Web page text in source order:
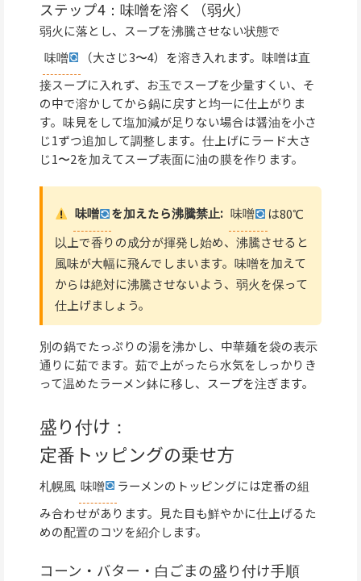
ステップ4：味噌を溶く（弱火）
弱火に落とし、スープを沸騰させない状態で
味噌
（大さじ3〜4）を溶き入れます。味噌は直
接スープに入れず、お玉でスープを少量すくい、そ
の中で溶かしてから鍋に戻すと均一に仕上がりま
す。味見をして塩加減が足りない場合は醤油を小さ
じ1ずつ追加して調整します。仕上げにラード大さ
じ1〜2を加えてスープ表面に油の膜を作ります。
味噌 を加えたら沸騰禁止: 味噌
は80℃
以上で香りの成分が揮発し始め、沸騰させると
風味が大幅に飛んでしまいます。味噌を加えて
からは絶対に沸騰させないよう、弱火を保って
仕上げましょう。
別の鍋でたっぷりの湯を沸かし、中華麺を袋の表示
通りに茹でます。茹で上がったら水気をしっかりき
って温めたラーメン鉢に移し、スープを注ぎます。
盛り付け：
定番トッピングの乗せ方
札幌風 味噌
ラーメンのトッピングには定番の組
み合わせがあります。見た目も鮮やかに仕上げるた
めの配置のコツを紹介します。
コーン・バター・白ごまの盛り付け手順